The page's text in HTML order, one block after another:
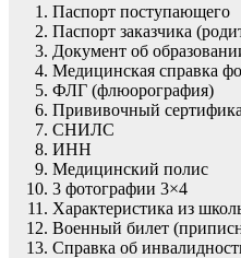
Паспорт поступающего
Паспорт заказчика
Документ об
Медицинская справка
ФЛГ (флюорография)
Прививочный
СНИЛС
ИНН
Медицинский полис
3 фотографии 3×4
Характеристика из
Военный билет
Справка об